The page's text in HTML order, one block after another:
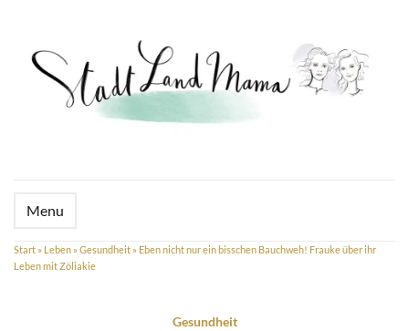
Menu
Start » Leben » Gesundheit » Eben nicht nur ein bisschen Bauchweh! Frauke über ihr
Leben mit Zöliakie
Gesundheit